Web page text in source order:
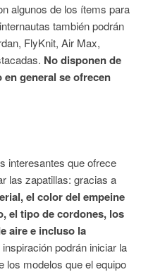
algunos de los ítems para
también podrán
FlyKnit, Air Max,
No disponen de
en general se ofrecen
interesantes que ofrece
las zapatillas: gracias a
el color del empeine
el tipo de cordones, los
aire e incluso la
podrán iniciar la
los modelos que el equipo